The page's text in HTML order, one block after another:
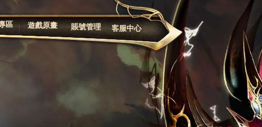
區 遊戲原畫 賬號管理 客服中心
遊戲規章